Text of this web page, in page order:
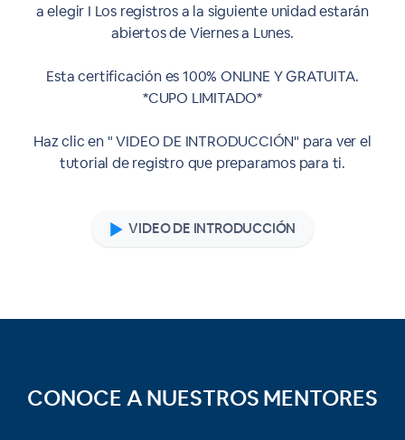
a elegir I Los registros a la siguiente unidad estarán
abiertos de Viernes a Lunes.
Esta certificación es 100% ONLINE Y GRATUITA.
*CUPO LIMITADO*
Haz clic en " VIDEO DE INTRODUCCIÓN" para ver el
tutorial de registro que preparamos para ti.
VIDEO DE INTRODUCCIÓN
CONOCE A NUESTROS MENTORES